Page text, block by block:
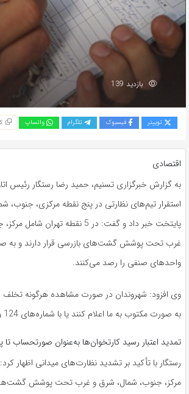
بازدید 139
توییتر فیسبوک تلگرام واتساپ
اقتصادی
به گزارش خبرگزاری تسنیم، حمید رضا رستگار رئیس
استقرار تیم‌های نظارتی در پنج نقطه مرکزی، جنوب،
پایتخت خبر داد و گفت: در 5 نقطه
غرب تحت پوشش گشت‌های بازرسی قرار دارند و به
واحدهای صنفی را رصد می‌کنند.
وی افزود: شهروندان در صورت مشاهده هرگونه تخلف
به صورت مکتوب به ما اعلام کنند یا با شماره‌های 124 و 135 تماس بگیرند.
تمدید اعتبار رسید کارتخوان‌ها به‌عنوان صورتحساب تا پایان
رستگار با تأکید بر تشدید نظارت‌های میدانی اظهار
مرکز، جنوب، شمال، شرق و غرب تحت پوشش گشت‌های